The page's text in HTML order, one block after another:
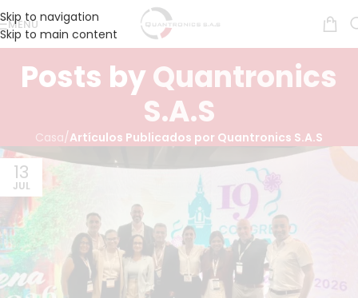
Skip to navigation
Skip to main content
MENÚ
Posts byQuantronics
S.A.S
Casa/Artículos Publicados por Quantronics S.A.S
13
JUL